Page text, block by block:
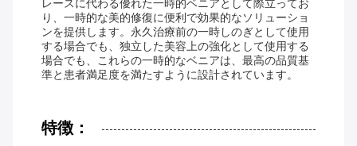
レースに代わる優れた一時的ベニアとして際立ってお
り、一時的な美的修復に便利で効果的なソリューショ
ンを提供します。永久治療前の一時しのぎとして使用
する場合でも、独立した美容上の強化として使用する
場合でも、これらの一時的なベニアは、最高の品質基
準と患者満足度を満たすように設計されています。
特徴：